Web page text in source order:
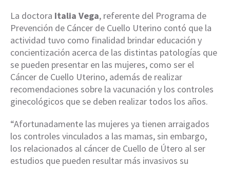
La doctora Italia Vega, referente del Programa de
Prevención de Cáncer de Cuello Uterino contó que la
actividad tuvo como finalidad brindar educación y
concientización acerca de las distintas patologías que
se pueden presentar en las mujeres, como ser el
Cáncer de Cuello Uterino, además de realizar
recomendaciones sobre la vacunación y los controles
ginecológicos que se deben realizar todos los años.
“Afortunadamente las mujeres ya tienen arraigados
los controles vinculados a las mamas, sin embargo,
los relacionados al cáncer de Cuello de Útero al ser
estudios que pueden resultar más invasivos su